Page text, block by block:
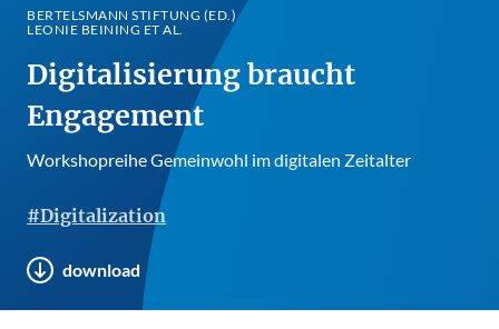
BERTELSMANN STIFTUNG (ED.)
LEONIE BEINING ET AL.
Digitalisierung braucht
Engagement
Workshopreihe Gemeinwohl im digitalen Zeitalter
#Digitalization
download